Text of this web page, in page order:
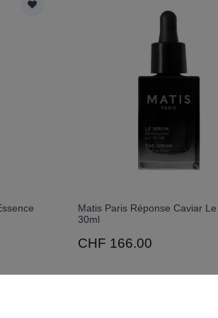
Matis Paris Réponse Caviar
30ml
CHF 166.00